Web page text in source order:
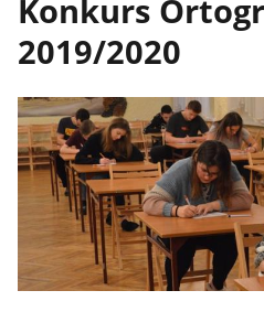
Konkurs
2019/2020